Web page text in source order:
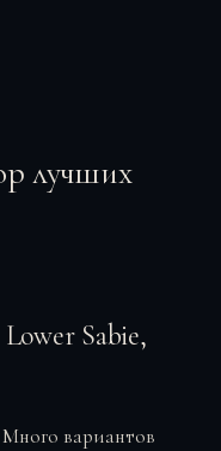
лучших
Sabie,
вариантов